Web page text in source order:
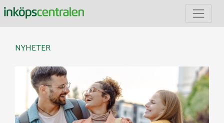
NYHETER